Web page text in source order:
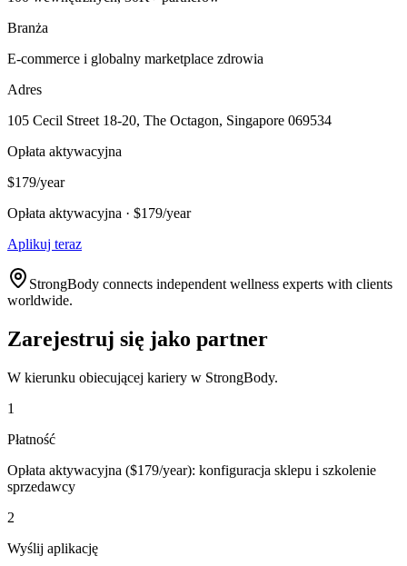
Branża
E-commerce i globalny marketplace zdrowia
Adres
105 Cecil Street 18-20, The Octagon, Singapore 069534
Opłata aktywacyjna
$179/year
Opłata aktywacyjna · $179/year
Aplikuj teraz
StrongBody connects independent wellness experts with clients
worldwide.
Zarejestruj się jako partner
W kierunku obiecującej kariery w StrongBody.
1
Płatność
Opłata aktywacyjna ($179/year): konfiguracja sklepu i szkolenie
sprzedawcy
2
Wyślij aplikację